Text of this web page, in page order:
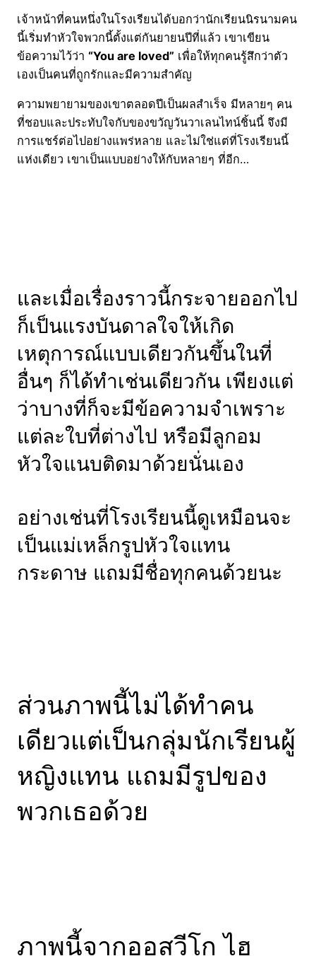
เจ้าหน้าที่คนหนึ่งในโรงเรียนได้บอกว่านักเรียนนิรนามคน
นี้เริ่มทำหัวใจพวกนี้ตั้งแต่กันยายนปีที่แล้ว เขาเขียน
ข้อความไว้ว่า “You are loved” เพื่อให้ทุกคนรู้สึกว่าตัว
เองเป็นคนที่ถูกรักและมีความสำคัญ
ความพยายามของเขาตลอดปีเป็นผลสำเร็จ มีหลายๆ คน
ที่ชอบและประทับใจกับของขวัญวันวาเลนไทน์ชิ้นนี้ จึงมี
การแชร์ต่อไปอย่างแพร่หลาย และไม่ใช่แต่ที่โรงเรียนนี้
แห่งเดียว เขาเป็นแบบอย่างให้กับหลายๆ ที่อีก…
และเมื่อเรื่องราวนี้กระจายออกไป
ก็เป็นแรงบันดาลใจให้เกิด
เหตุการณ์แบบเดียวกันขึ้นในที่
อื่นๆ ก็ได้ทำเช่นเดียวกัน เพียงแต่
ว่าบางที่ก็จะมีข้อความจำเพราะ
แต่ละใบที่ต่างไป หรือมีลูกอม
หัวใจแนบติดมาด้วยนั่นเอง
อย่างเช่นที่โรงเรียนนี้ดูเหมือนจะ
เป็นแม่เหล็กรูปหัวใจแทน
กระดาษ แถมมีชื่อทุกคนด้วยนะ
ส่วนภาพนี้ไม่ได้ทำคน
เดียวแต่เป็นกลุ่มนักเรียนผู้
หญิงแทน แถมมีรูปของ
พวกเธอด้วย
ภาพนี้จากออสวีโก ไฮ